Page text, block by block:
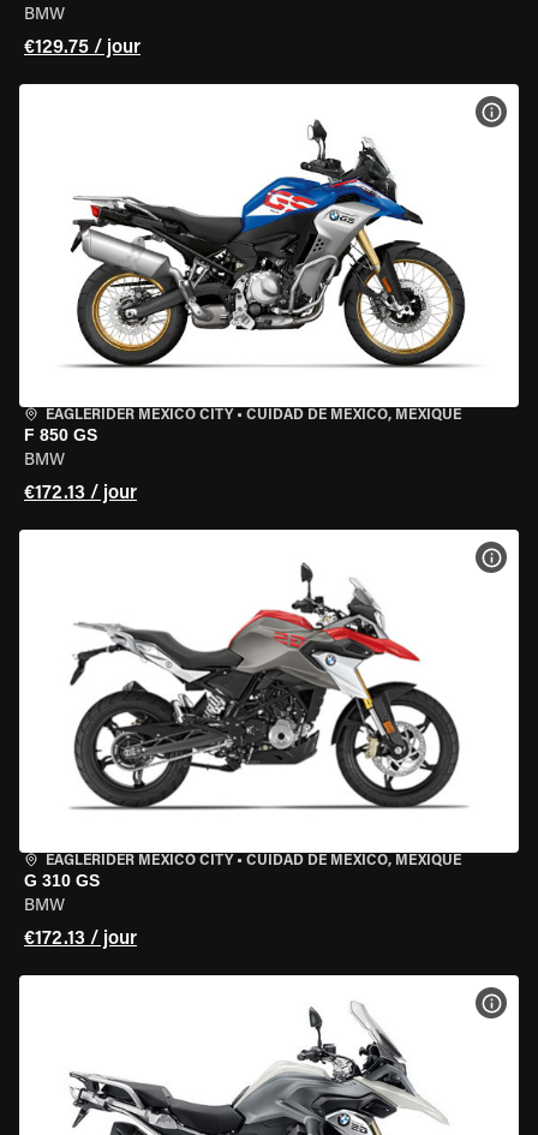
BMW
€129.75 / jour
EAGLERIDER MEXICO CITY • CUIDAD DE MEXICO, MEXIQUE
F 850 GS
BMW
€172.13 / jour
EAGLERIDER MEXICO CITY • CUIDAD DE MEXICO, MEXIQUE
G 310 GS
BMW
€172.13 / jour